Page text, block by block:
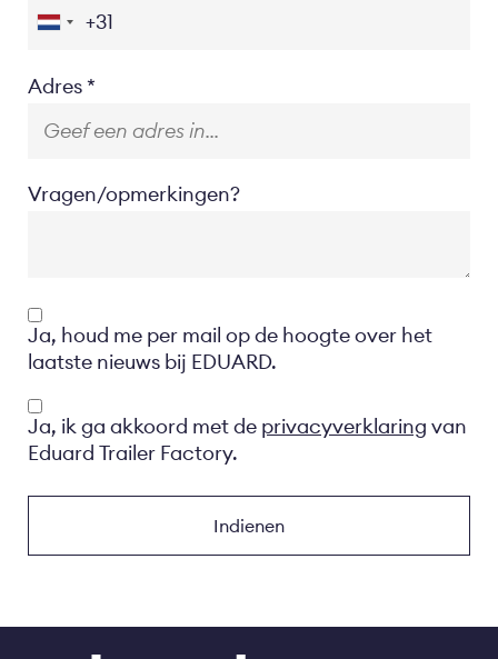
Location
Adres
Vragen/opmerkingen?
Opt-
in
Ja, houd me per mail op de hoogte over het
laatste nieuws bij EDUARD.
Privacyverklaring
Ja, ik ga akkoord met de privacyverklaring van
Eduard Trailer Factory.